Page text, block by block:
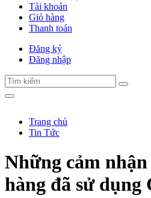
Tài khoản
Giỏ hàng
Thanh toán
Đăng ký
Đăng nhập
Trang chủ
Tin Tức
Những cảm
hàng đã sử dụng